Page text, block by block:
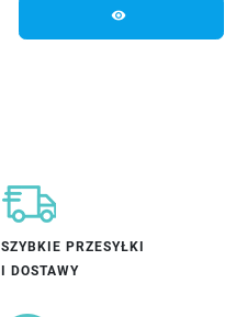
visibility
SZYBKIE PRZESYŁKI
I DOSTAWY